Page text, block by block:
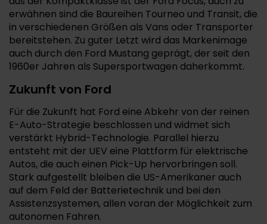
erwähnen sind die Baureihen Tourneo und Transit, die
in verschiedenen Größen als Vans oder Transporter
bereitstehen. Zu guter Letzt wird das Markenimage
auch durch den Ford Mustang geprägt, der seit den
1960er Jahren als Supersportwagen daherkommt.
Zukunft von Ford
Für die Zukunft hat Ford eine Abkehr von der reinen
E-Auto-Strategie beschlossen und widmet sich
verstärkt Hybrid-Technologie. Parallel hierzu
entsteht mit der UEV eine Plattform für elektrische
Autos, die auch einen Pick-Up hervorbringen soll.
Stark aufgestellt bleiben die US-Amerikaner auch
auf dem Feld der Batterietechnik und bei den
Assistenzsystemen, allen voran der Möglichkeit zum
autonomen Fahren.